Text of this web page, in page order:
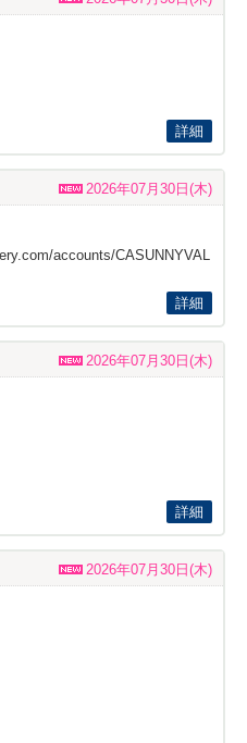
詳細
2026年07月30日(木)
accounts/CASUNNYVAL
詳細
2026年07月30日(木)
詳細
2026年07月30日(木)